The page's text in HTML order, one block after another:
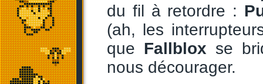
du fil à retordre :
(ah, les
que Fallblox se
nous décourager.